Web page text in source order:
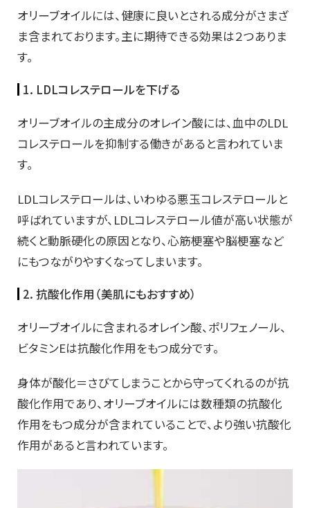
オリーブオイルには、健康に良いとされる成分がさまざ
ま含まれております。主に期待できる効果は２つありま
す。
1. LDLコレステロールを下げる
オリーブオイルの主成分のオレイン酸には、血中のLDL
コレステロールを抑制する働きがあると言われていま
す。
LDLコレステロールは、いわゆる悪玉コレステロールと
呼ばれていますが、LDLコレステロール値が高い状態が
続くと動脈硬化の原因となり、心筋梗塞や脳梗塞など
にもつながりやすくなってしまいます。
2. 抗酸化作用（美肌にもおすすめ）
オリーブオイルに含まれるオレイン酸、ポリフェノール、
ビタミンEは抗酸化作用をもつ成分です。
身体が酸化＝さびてしまうことから守ってくれるのが抗
酸化作用であり、オリーブオイルには数種類の抗酸化
作用をもつ成分が含まれていることで、より強い抗酸化
作用があると言われています。